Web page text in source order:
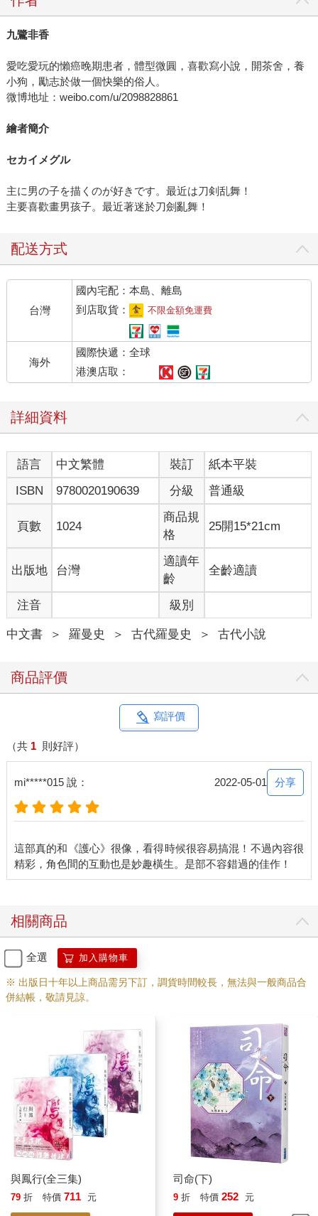
九鷺非香
愛吃愛玩的懶癌晚期患者，體型微圓，喜歡寫小說，開茶舍，養
小狗，勵志於做一個快樂的俗人。
微博地址：weibo.com/u/2098828861
繪者簡介
セカイメグル
主に男の子を描くのが好きです。最近は刀剣乱舞！
主要喜歡畫男孩子。最近著迷於刀劍亂舞！
配送方式
台灣
國內宅配：本島、離島
到店取貨：
不限金額免運費
海外
國際快遞：全球
港澳店取：
詳細資料
語言 中文繁體 裝訂
紙本平裝
ISBN
9780020190639 分級 普通級
頁數 1024
商品規
格
25開15*21cm
出版地 台灣
適讀年
齡
全齡適讀
注音 級別
中文書 ＞ 羅曼史 ＞ 古代羅曼史 ＞ 古代小說
商品評價
寫評價
（共 1 則好評）
mi*****015 說： 2022-05-01 分享
這部真的和《護心》很像，看得時候很容易搞混！不過內容很
相關商品
全選 加入購物車
※ 出版日十年以上商品需另下訂，調貨時間較長，無法與一般商品合
併結帳，敬請見諒。
與鳳行(全三集)
79 折 特價 711 元
司命(下)
9 折 特價 252 元